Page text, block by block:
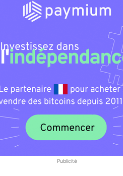
Publicité